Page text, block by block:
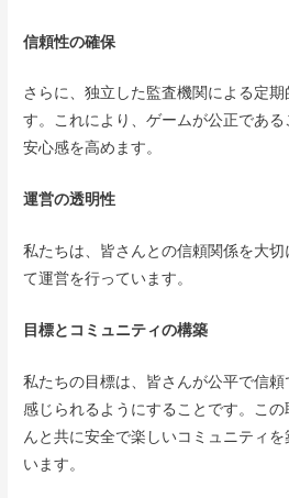
信頼性の確保
さらに、独立した監査機関による定
す。これにより、ゲームが公正であ
安心感を高めます。
運営の透明性
私たちは、皆さんとの信頼関係を大
て運営を行っています。
目標とコミュニティの構築
私たちの目標は、皆さんが公平で信
感じられるようにすることです。こ
んと共に安全で楽しいコミュニティ
います。